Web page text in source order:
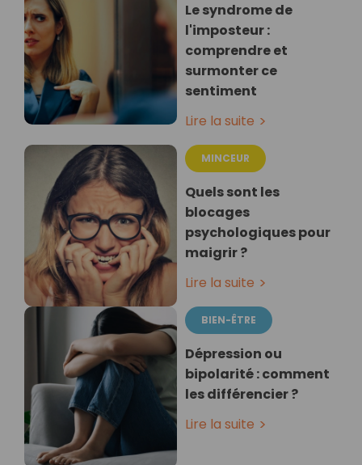
Le syndrome de
l'imposteur :
comprendre et
surmonter ce
sentiment
Lire la suite
MINCEUR
Quels sont les
blocages
psychologiques pour
maigrir ?
Lire la suite
BIEN-ÊTRE
Dépression ou
bipolarité : comment
les différencier ?
Lire la suite